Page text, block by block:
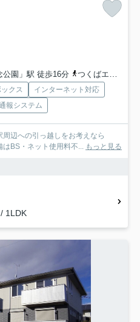
公園」駅 徒歩16分
つくばエクスプレス「研究学園」駅 徒歩47分
クス
インターネット対応
報システム
辺への引っ越しをお考えなら
はBS・ネット使用料不... もっと見る
1LDK